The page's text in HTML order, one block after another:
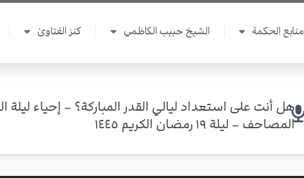
منابع الحكمة الشيخ حبيب الكاظمي كنز الفتاوىٰ
هل أنت على استعداد ليالي القدر المباركة؟ – إحياء ليلة
المصاحف – ليلة ١٩ رمضان الكريم ١٤٤٥